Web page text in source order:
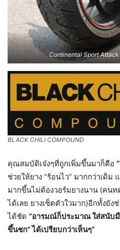
Continental Sport
BLACK CHILI COMPOUND
คุณสมบัติเจ๋งๆที่ถูกเพิ่มขึ้นมาก็คือ
ช่วยให้ยาง “ร้อนไว” มากกว่าเดิ
มากขึ้นไม่ต้องวอร์มยางนาน (คน
ได้เลย ยางเซ็ตตัวใวมาก)อีกทั้งยัง
ได้ชัด “อารมณ์ก็ประมาณ ใส่สนับ
ขึ้นชก” ได้เปรียบกว่าเห็นๆ”